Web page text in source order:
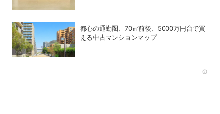
都心の通勤圏、70㎡前後、5000万円台で買
える中古マンションマップ